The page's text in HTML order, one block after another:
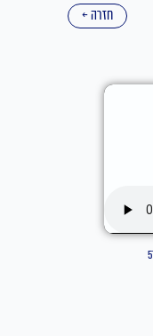
חזרה ←